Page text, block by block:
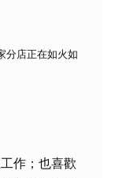
分店正在如火如
作；也喜歡